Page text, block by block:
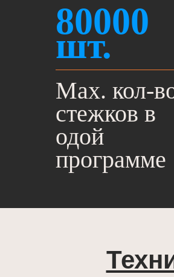
80000
шт.
Мах. кол-
стежков в
одой
программе